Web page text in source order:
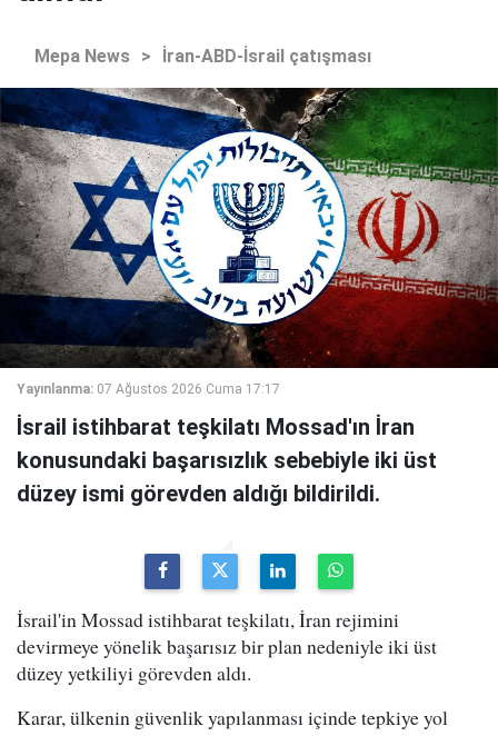
Mepa News > İran-ABD-İsrail çatışması
Yayınlanma: 07 Ağustos 2026 Cuma 17:17
İsrail istihbarat teşkilatı Mossad'ın İran
konusundaki başarısızlık sebebiyle iki üst
düzey ismi görevden aldığı bildirildi.
İsrail'in Mossad istihbarat teşkilatı, İran rejimini
devirmeye yönelik başarısız bir plan nedeniyle iki üst
düzey yetkiliyi görevden aldı.
Karar, ülkenin güvenlik yapılanması içinde tepkiye yol